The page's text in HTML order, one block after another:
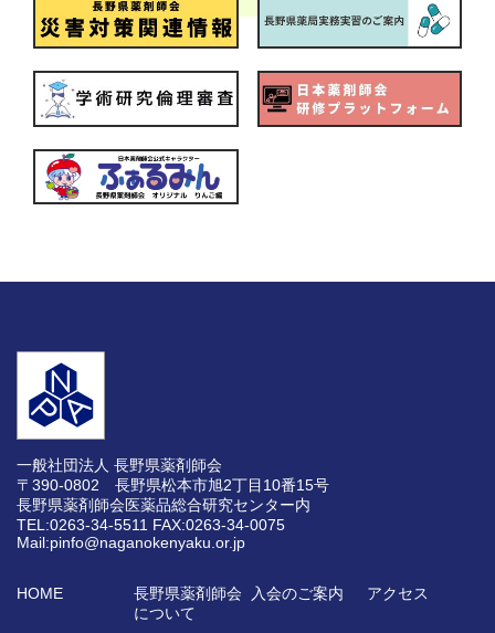
一般社団法人 長野県薬剤師会
〒390-0802 長野県松本市旭2丁目10番15号
長野県薬剤師会医薬品総合研究センター内
TEL:0263-34-5511 FAX:0263-34-0075
Mail:pinfo@naganokenyaku.or.jp
HOME
長野県薬剤師会
について
入会のご案内 アクセス